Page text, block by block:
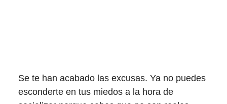
Se te han acabado las excusas. Ya no puedes
esconderte en tus miedos a la hora de